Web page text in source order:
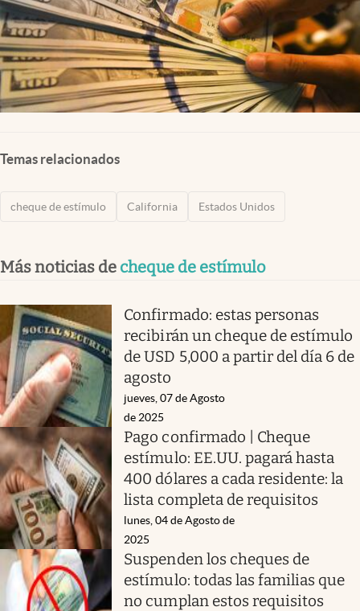
Temas relacionados
cheque de estímulo California Estados Unidos
Más noticias de cheque de estímulo
Confirmado: estas personas
recibirán un cheque de estímulo
de USD 5,000 a partir del día 6 de
agosto
jueves, 07 de Agosto
de 2025
Pago confirmado | Cheque
estímulo: EE.UU. pagará hasta
400 dólares a cada residente: la
lista completa de requisitos
lunes, 04 de Agosto de
2025
Suspenden los cheques de
estímulo: todas las familias que
no cumplan estos requisitos